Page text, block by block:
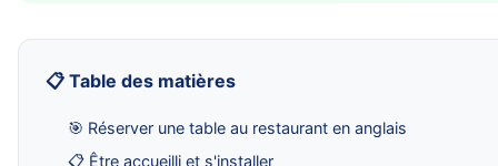
📋 Table des matières
🎯 Réserver une table au restaurant en anglais
📋 Être accueilli et s'installer